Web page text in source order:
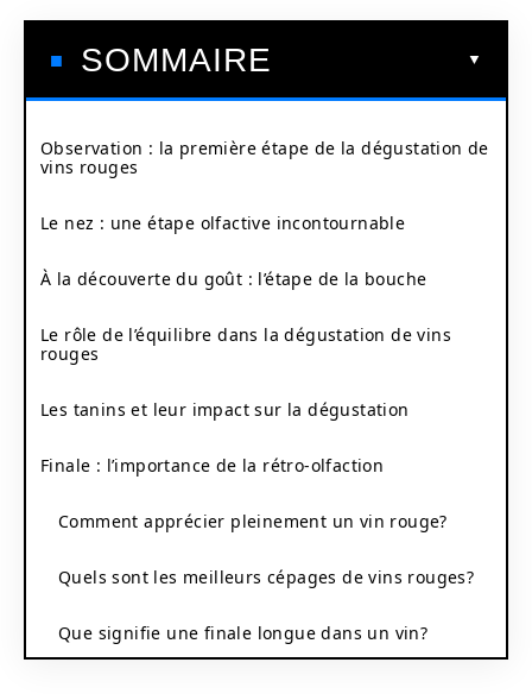
SOMMAIRE
Observation : la première étape de la dégustation de
vins rouges
Le nez : une étape olfactive incontournable
À la découverte du goût : l’étape de la bouche
Le rôle de l’équilibre dans la dégustation de vins
rouges
Les tanins et leur impact sur la dégustation
Finale : l’importance de la rétro-olfaction
Comment apprécier pleinement un vin rouge?
Quels sont les meilleurs cépages de vins rouges?
Que signifie une finale longue dans un vin?